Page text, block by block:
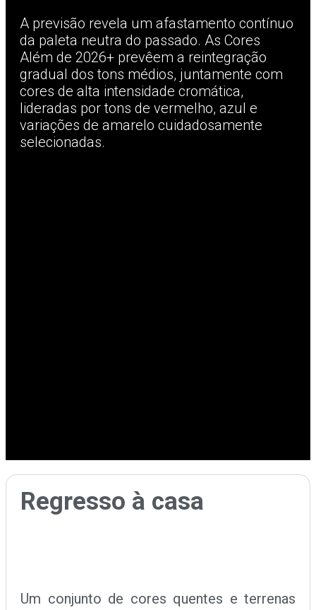
A previsão revela um afastamento contínuo
da paleta neutra do passado. As Cores
Além de 2026+ prevêem a reintegração
gradual dos tons médios, juntamente com
cores de alta intensidade cromática,
lideradas por tons de vermelho, azul e
variações de amarelo cuidadosamente
selecionadas.
Regresso à casa
Um conjunto de cores quentes e terrenas